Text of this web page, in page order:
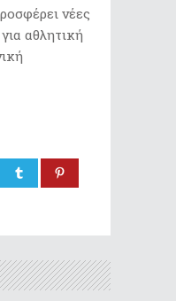
νέες
αθλητική